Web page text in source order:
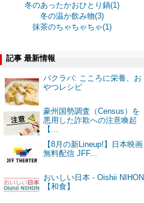
冬のあったかおひとり鍋(1)
冬の温か飲み物(3)
抹茶のちゃちゃちゃ(1)
記事 最新情報
バクラバ: こころに栄養、お
やつレシピ
豪州国勢調査（Census）を
悪用した詐欺への注意喚起
【...
【8月の新Lineup!】日本映画
無料配信 JFF...
おいしい日本 - Oishii NIHON
【和食】